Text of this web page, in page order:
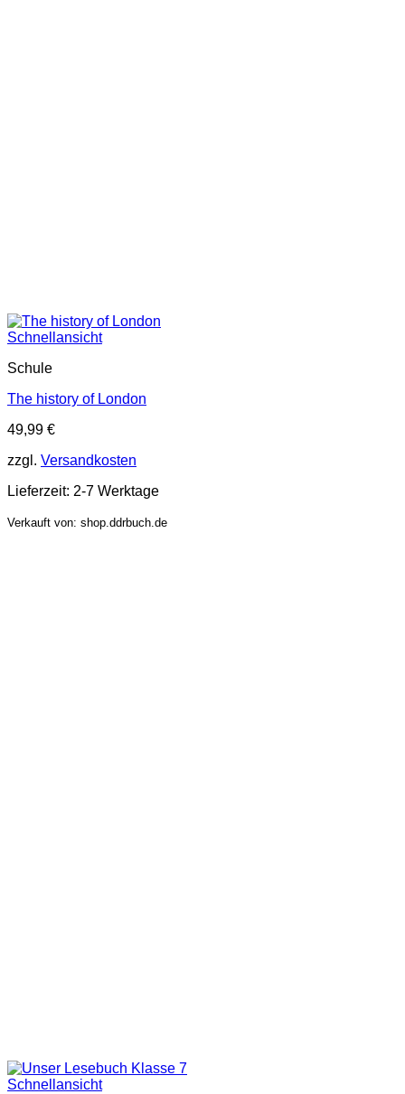
Schnellansicht
Schule
The history of London
49,99 €
zzgl. Versandkosten
Lieferzeit: 2-7 Werktage
Verkauft von: shop.ddrbuch.de
Schnellansicht